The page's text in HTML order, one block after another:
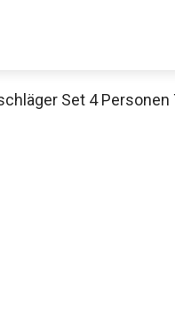
Set 4
Schaue dir jetzt